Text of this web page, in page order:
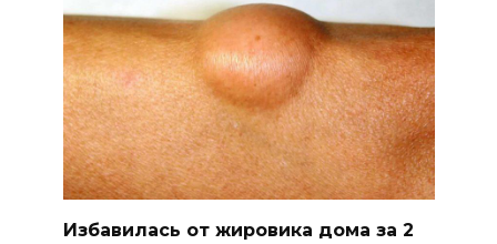
Избавилась от жировика дома за 2